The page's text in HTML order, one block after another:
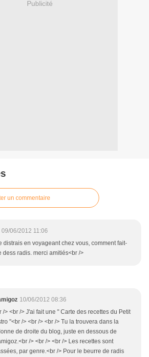
Publicité
un commentaire
09/06/2012 11:06
distrais en voyageant chez vous, comment fait-
dess radis. merci amitiés<br />
10/06/2012 08:36
/> <br /> J'ai fait une " Carte des recettes du Petit
"<br /> <br /> <br /> Tu la trouvera dans la
de droite du blog, juste en dessous de
/> <br /> <br /> Les recettes sont
par genre.<br /> Pour le beurre de radis